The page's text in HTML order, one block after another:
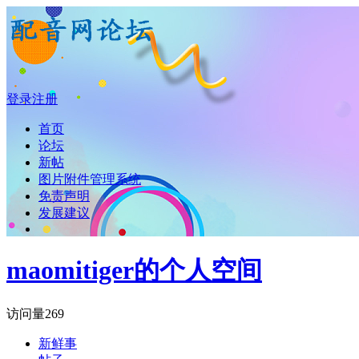
登录注册
首页
论坛
新帖
图片附件管理系统
免责声明
发展建议
maomitiger的个人空间
访问量269
新鲜事